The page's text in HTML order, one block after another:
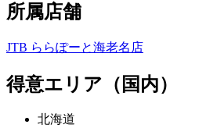
所属店舗
JTB ららぽーと海老名店
得意エリア（国内）
北海道